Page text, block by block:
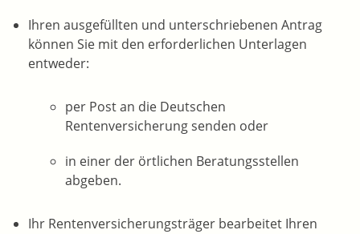
Ihren ausgefüllten und unterschriebenen Antrag
können Sie mit den erforderlichen Unterlagen
entweder:
per Post an die Deutschen
Rentenversicherung senden oder
in einer der örtlichen Beratungsstellen
abgeben.
Ihr Rentenversicherungsträger bearbeitet Ihren